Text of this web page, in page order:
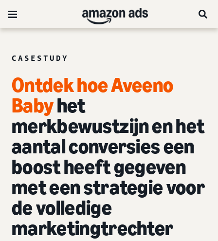
CASESTUDY
Ontdek hoe Aveeno
Babyhet
merkbewustzijn en het
aantal conversies een
boost heeft gegeven
met een strategie voor
de volledige
marketingtrechter